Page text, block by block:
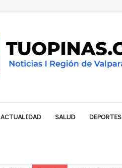
ACTUALIDAD SALUD DEPORTES